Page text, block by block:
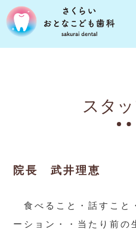
スタ
院長 武井理恵
食べること・話すこと
ーション・・当たり前の